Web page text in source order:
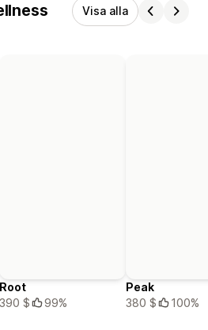
Visa alla
Root
390 $
99%
Peak
380 $
100%